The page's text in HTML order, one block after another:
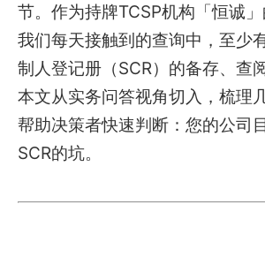
节。作为持牌TCSP机构「恒诚」
我们每天接触到的查询中，至少
制人登记册（SCR）的备存、查
本文从实务问答视角切入，梳理
帮助决策者快速判断：您的公司
SCR的坑。